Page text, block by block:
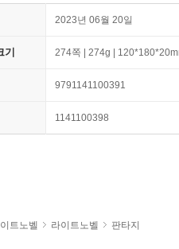
2023년 06월 20일
274쪽 | 274g |
9791141100391
1141100398
트노벨 라이트노벨 판타지